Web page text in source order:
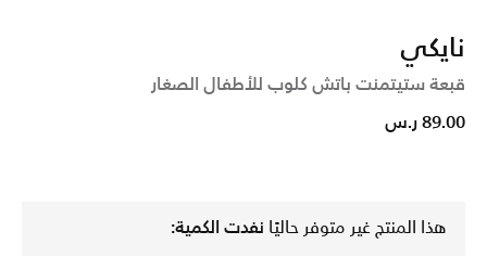
نايكي
قبعة ستيتمنت باتش كلوب للأطفال الصغار
89.00 ر.س
هذا المنتج غير متوفر حاليًا نفدت الكمية: